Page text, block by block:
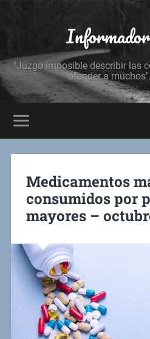
"Juzgo imposible describir las
ofender a
Medicamentos
consumidos por
mayores –